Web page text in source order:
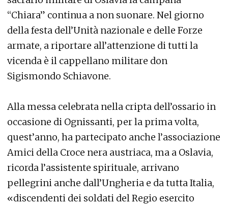
“Chiara” continua a non suonare. Nel giorno
della festa dell’Unità nazionale e delle Forze
armate, a riportare all’attenzione di tutti la
vicenda è il cappellano militare don
Sigismondo Schiavone.
Alla messa celebrata nella cripta dell’ossario in
occasione di Ognissanti, per la prima volta,
quest’anno, ha partecipato anche l’associazione
Amici della Croce nera austriaca, ma a Oslavia,
ricorda l’assistente spirituale, arrivano
pellegrini anche dall’Ungheria e da tutta Italia,
«discendenti dei soldati del Regio esercito